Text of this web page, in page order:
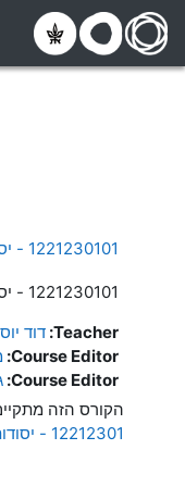
דילוג לתוכן הראשי
1221230101 - יסודות החשבונאות (12212301-01-2025-1)
1221230101 - יסודות החשבונאות
Teacher: דוד
Course Editor:
Course Editor:
הקורס הזה
12212301 - יסודות החשבונאות (12212301-99-2025-1)